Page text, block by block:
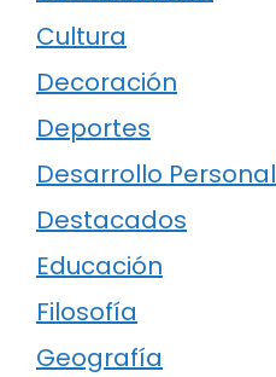
Cultura
Decoración
Deportes
Desarrollo Personal
Destacados
Educación
Filosofía
Geografía